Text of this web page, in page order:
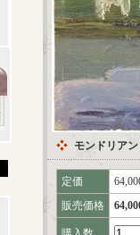
モンドリア
定価
販売価格